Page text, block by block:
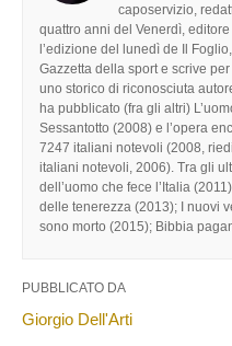
caposervizio,
quattro anni del Venerdì,
l’edizione del lunedì de Il
Gazzetta della sport e scrive
uno storico di riconosciuta
ha pubblicato (fra gli altri)
Sessantotto (2008) e l’opera
7247 italiani notevoli (2008,
italiani notevoli, 2006). Tra gli
dell’uomo che fece l’Italia
delle tenerezza (2013); I nuovi
sono morto (2015); Bibbia
PUBBLICATO DA
Giorgio Dell'Arti